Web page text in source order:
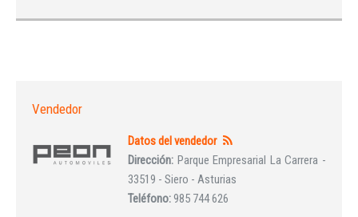
Vendedor
Datos del vendedor
Dirección: Parque Empresarial La Carrera -
33519 - Siero - Asturias
Teléfono:985 744 626